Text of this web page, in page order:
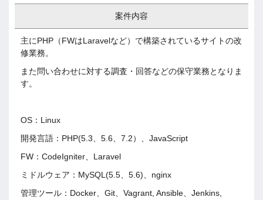
案件内容
主にPHP（FWはLaravelなど）で構築されているサイトの改
修業務。
また問い合わせに対する調査・回答などの保守業務となりま
す。
OS：Linux
開発言語：PHP(5.3、5.6、7.2）、JavaScript
FW：CodeIgniter、Laravel
ミドルウェア：MySQL(5.5、5.6)、nginx
管理ツール：Docker、Git、Vagrant, Ansible、Jenkins,